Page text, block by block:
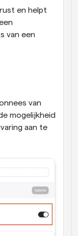
en helpt
van een
van
mogelijkheid
aan te